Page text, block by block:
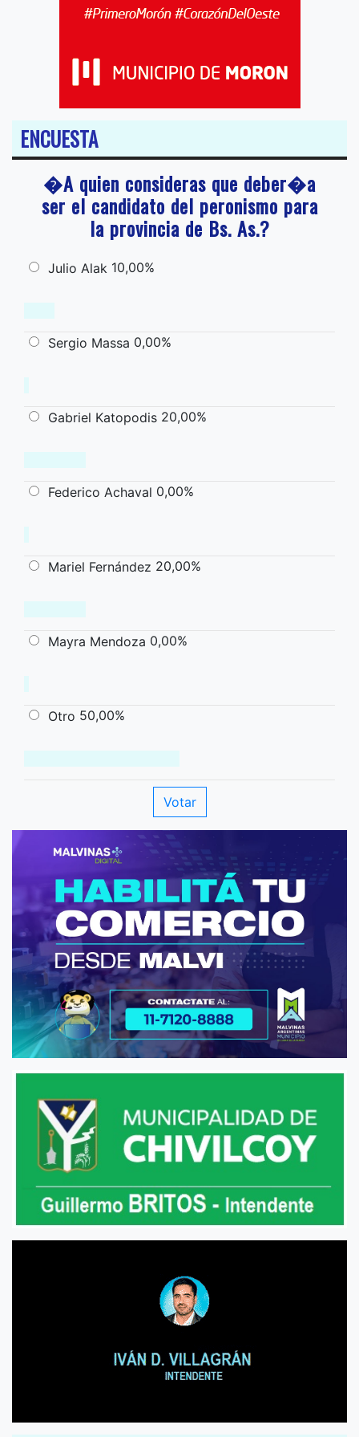
ENCUESTA
�A quien consideras que deber�a
ser el candidato del peronismo para
la provincia de Bs. As.?
Julio Alak 10,00%
Sergio Massa 0,00%
Gabriel Katopodis 20,00%
Federico Achaval 0,00%
Mariel Fernández 20,00%
Mayra Mendoza 0,00%
Otro 50,00%